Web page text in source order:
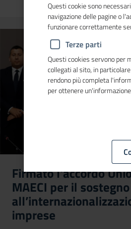
Firmato l'accordo
MAECI per il sostegno
imprese
Questi cookie sono
navigazione delle pagine o
funzionare correttamente
Terze parti
Questi cookies servono per
collegati al sito, in
rendono più completa
per ottenere